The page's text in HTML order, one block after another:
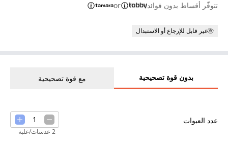
تتوفّر أقساط بدون فوائد or
غير قابل للإرجاع أو الاستبدال
بدون قوة تصحيحية مع قوة تصحيحية
عدد العبوات 1
2 عدسات/علبة